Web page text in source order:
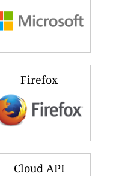
Firefox
Cloud API